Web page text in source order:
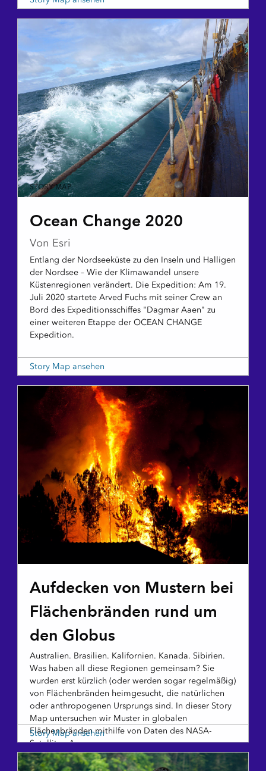
STORY MAP
Ocean Change 2020
Von Esri
Entlang der Nordseeküste zu den Inseln und Halligen
der Nordsee – Wie der Klimawandel unsere
Küstenregionen verändert. Die Expedition: Am 19.
Juli 2020 startete Arved Fuchs mit seiner Crew an
Bord des Expeditionsschiffes "Dagmar Aaen" zu
einer weiteren Etappe der OCEAN CHANGE
Expedition.
Story Map ansehen
Aufdecken von Mustern bei
Flächenbränden rund um
den Globus
Australien. Brasilien. Kalifornien. Kanada. Sibirien.
Was haben all diese Regionen gemeinsam? Sie
wurden erst kürzlich (oder werden sogar regelmäßig)
von Flächenbränden heimgesucht, die natürlichen
oder anthropogenen Ursprungs sind. In dieser Story
Map untersuchen wir Muster in globalen
Flächenbränden mithilfe von Daten des NASA-
Satelliten Aqua.
Story Map ansehen